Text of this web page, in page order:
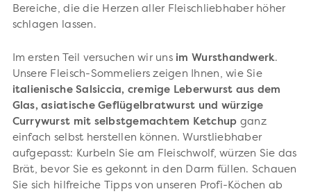
Bereiche, die die Herzen aller Fleischliebhaber höher
schlagen lassen.
Im ersten Teil versuchen wir uns im Wursthandwerk.
Unsere Fleisch-Sommeliers zeigen Ihnen, wie Sie
italienische Salsiccia, cremige Leberwurst aus dem
Glas, asiatische Geflügelbratwurst und würzige
Currywurst mit selbstgemachtem Ketchup ganz
einfach selbst herstellen können. Wurstliebhaber
aufgepasst: Kurbeln Sie am Fleischwolf, würzen Sie das
Brät, bevor Sie es gekonnt in den Darm füllen. Schauen
Sie sich hilfreiche Tipps von unseren Profi-Köchen ab